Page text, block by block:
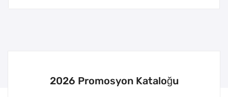
2026 Promosyon Kataloğu